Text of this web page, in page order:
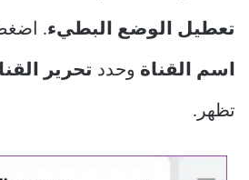
تعطيل الوضع البطيء.
اسم القناة وحدد تحرير
تظهر.